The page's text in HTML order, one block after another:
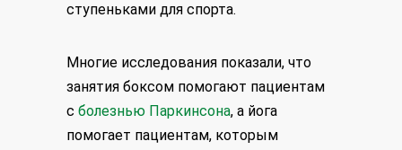
ступеньками для спорта.
Многие исследования показали, что
занятия боксом помогают пациентам
с болезнью Паркинсона, а йога
помогает пациентам, которым